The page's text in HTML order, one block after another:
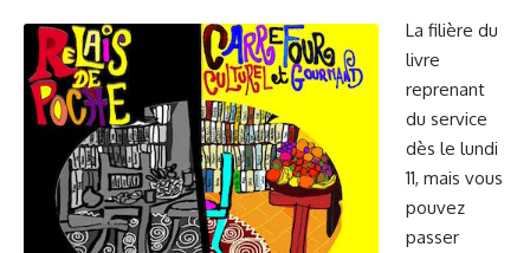
La filière du
livre
reprenant
du service
dès le lundi
11, mais vous
pouvez
passer